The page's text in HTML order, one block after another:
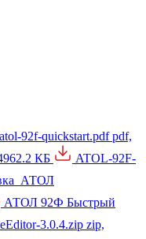
atol-92f-quickstart.pdf pdf,
КБ
ATOL-92F-
АТОЛ 92Ф Быстрый
3.0.4.zip zip,